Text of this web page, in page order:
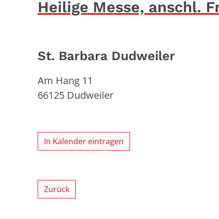
Heilige Messe, anschl.
St. Barbara Dudweiler
Am Hang 11
66125 Dudweiler
In Kalender eintragen
Zurück